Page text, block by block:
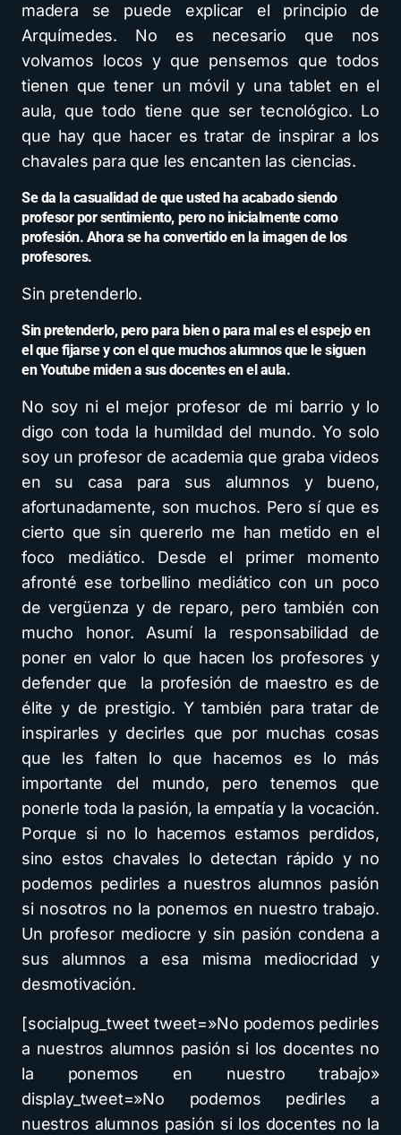
madera se puede explicar el principio de
Arquímedes. No es necesario que nos
volvamos locos y que pensemos que todos
tienen que tener un móvil y una tablet en el
aula, que todo tiene que ser tecnológico. Lo
que hay que hacer es tratar de inspirar a los
chavales para que les encanten las ciencias.
Se da la casualidad de que usted ha acabado siendo
profesor por sentimiento, pero no inicialmente como
profesión. Ahora se ha convertido en la imagen de los
profesores.
Sin pretenderlo.
Sin pretenderlo, pero para bien o para mal es el espejo en
el que fijarse y con el que muchos alumnos que le siguen
en Youtube miden a sus docentes en el aula.
No soy ni el mejor profesor de mi barrio y lo
digo con toda la humildad del mundo. Yo solo
soy un profesor de academia que graba videos
en su casa para sus alumnos y bueno,
afortunadamente, son muchos. Pero sí que es
cierto que sin quererlo me han metido en el
foco mediático. Desde el primer momento
afronté ese torbellino mediático con un poco
de vergüenza y de reparo, pero también con
mucho honor. Asumí la responsabilidad de
poner en valor lo que hacen los profesores y
defender que la profesión de maestro es de
élite y de prestigio. Y también para tratar de
inspirarles y decirles que por muchas cosas
que les falten lo que hacemos es lo más
importante del mundo, pero tenemos que
ponerle toda la pasión, la empatía y la vocación.
Porque si no lo hacemos estamos perdidos,
sino estos chavales lo detectan rápido y no
podemos pedirles a nuestros alumnos pasión
si nosotros no la ponemos en nuestro trabajo.
Un profesor mediocre y sin pasión condena a
sus alumnos a esa misma mediocridad y
desmotivación.
[socialpug_tweet tweet=»No podemos pedirles
a nuestros alumnos pasión si los docentes no
la ponemos en nuestro trabajo»
display_tweet=»No podemos pedirles a
nuestros alumnos pasión si los docentes no la